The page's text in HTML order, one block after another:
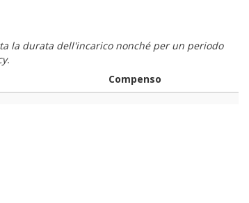
la durata dell'incarico nonché per un periodo
Compenso